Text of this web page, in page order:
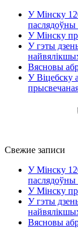
У Мінску
паслядоўны
У Мінску
У гэты
Вясновы
У Віцебску
Свежие записи
У Мінску
паслядоўны
У Мінску
У гэты
Вясновы